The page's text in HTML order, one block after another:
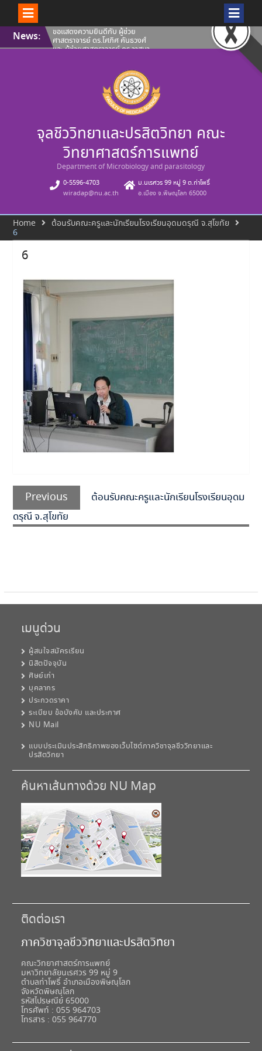
Skip
content
News: ขอแสดงความยินดีกับ ผู้ช่วย
ศาสตราจารย์ ดร.โศภิศ คันธวงศ์
และ ผู้ช่วยศาสตราจารย์ ดร.วาสนา
แพทย์ มหาวิทยาลัยนเรศวร ที่ผล
งานได้รับการขึ้นทะเบียนทรัพย์สิน
คณะวิทยาศาสตร์การแพทย์ ขอ
แสดงความยินดีกับ ผู้ช่วย
ศาสตราจารย์ ดร.โศภิศ คันธวงศ์
ชู และ คุณปลื้มกมล ภูวนาถ
ศรัณญา ที่ผลงานได้รับการขึ้น
ทะเบียนทรัพย์สินทางปัญญา
คณะวิทยาศาสตร์การแพทย์ ขอ
แนะนำบุคลากรสายวิชาการ ประจำ
เดือนสิงหาคม 2569
จุลชีววิทยาและปรสิตวิทยา คณะ
วิทยาศาสตร์การแพทย์
Department of Microbiology and parasitology
0-5596-4703
wiradap@nu.ac.th
ม.นเรศวร 99 หมู่ 9 ต.ท่าโพธิ์
อ.เมือง จ.พิษณุโลก 65000
Home
ต้อนรับคณะครูและนักเรียนโรงเรียนอุดมดรุณี จ.สุโขทัย
6
6
แนะแนว
เรื่อง
Previous
Previous
post:
ต้อนรับคณะครูและนักเรียนโรงเรียนอุดม
ดรุณี จ.สุโขทัย
เมนูด่วน
ผู้สนใจสมัครเรียน
นิสิตปัจจุบัน
ศิษย์เก่า
บุคลากร
ประกวดราคา
ระเบียบ ข้อบังคับ และประกาศ
NU Mail
แบบประเมินประสิทธิภาพของเว็บไซต์ภาควิชาจุลชีววิทยาและ
ปรสิตวิทยา
ค้นหาเส้นทางด้วย NU Map
ติดต่อเรา
ภาควิชาจุลชีววิทยาและปรสิตวิทยา
คณะวิทยาศาสตร์การแพทย์
มหาวิทยาลัยนเรศวร 99 หมู่ 9
ตำบลท่าโพธิ์ อำเภอเมืองพิษณุโลก
จังหวัดพิษณุโลก
รหัสไปรษณีย์ 65000
โทรศัพท์ : 055 964703
โทรสาร : 055 964770